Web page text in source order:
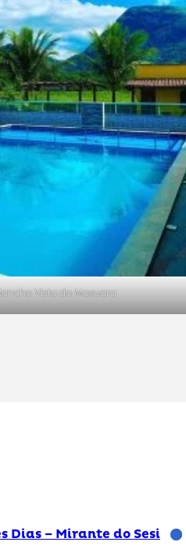
Vista do Moxuara
Dias – Mirante do Sesi